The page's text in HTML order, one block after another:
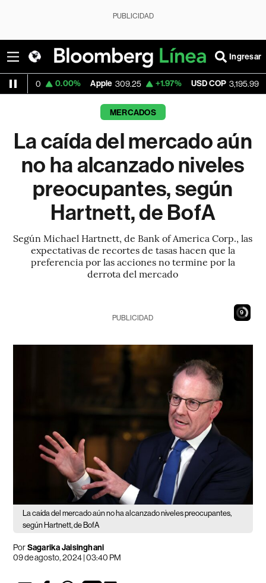
PUBLICIDAD
Ingresar
0.00% Apple 309.25 +1.97% USD COP 3,195.99 -1.14%
MERCADOS
La caída del mercado aún
no ha alcanzado niveles
preocupantes, según
Hartnett, de BofA
Según Michael Hartnett, de Bank of America Corp., las
expectativas de recortes de tasas hacen que la
preferencia por las acciones no termine por la
derrota del mercado
8
PUBLICIDAD
La caída del mercado aún no ha alcanzado niveles preocupantes,
según Hartnett, de BofA
PorSagarika Jaisinghani
09 de agosto, 2024 | 03:40 PM